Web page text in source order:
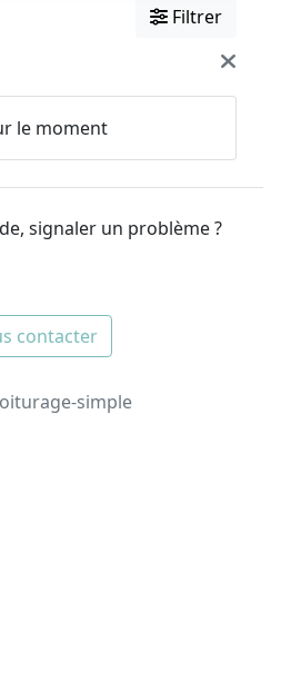
Filtrer
le moment
signaler un problème ?
contacter
simple